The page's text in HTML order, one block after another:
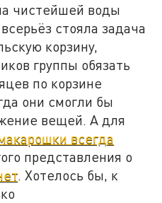
чистейшей воды
стояла задача
корзину,
группы обязать
по корзине
они смогли бы
вещей. А для
всегда
представления о
. Хотелось бы, к